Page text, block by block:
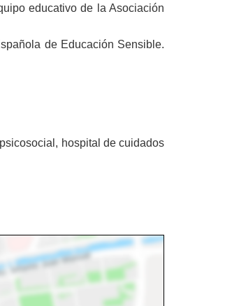
educativo de la Asociación
de Educación Sensible.
hospital de cuidados